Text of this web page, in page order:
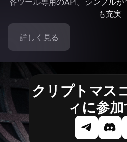
各ツール専用のAPI。シンプルか
も充実
詳しく見る
クリプトマス
ィに参